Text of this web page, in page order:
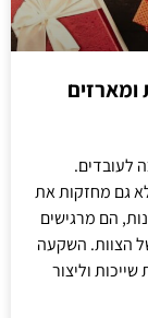
לעובדים.
גם מחזקות את
הם מרגישים
הצוות. השקעה
וליצור